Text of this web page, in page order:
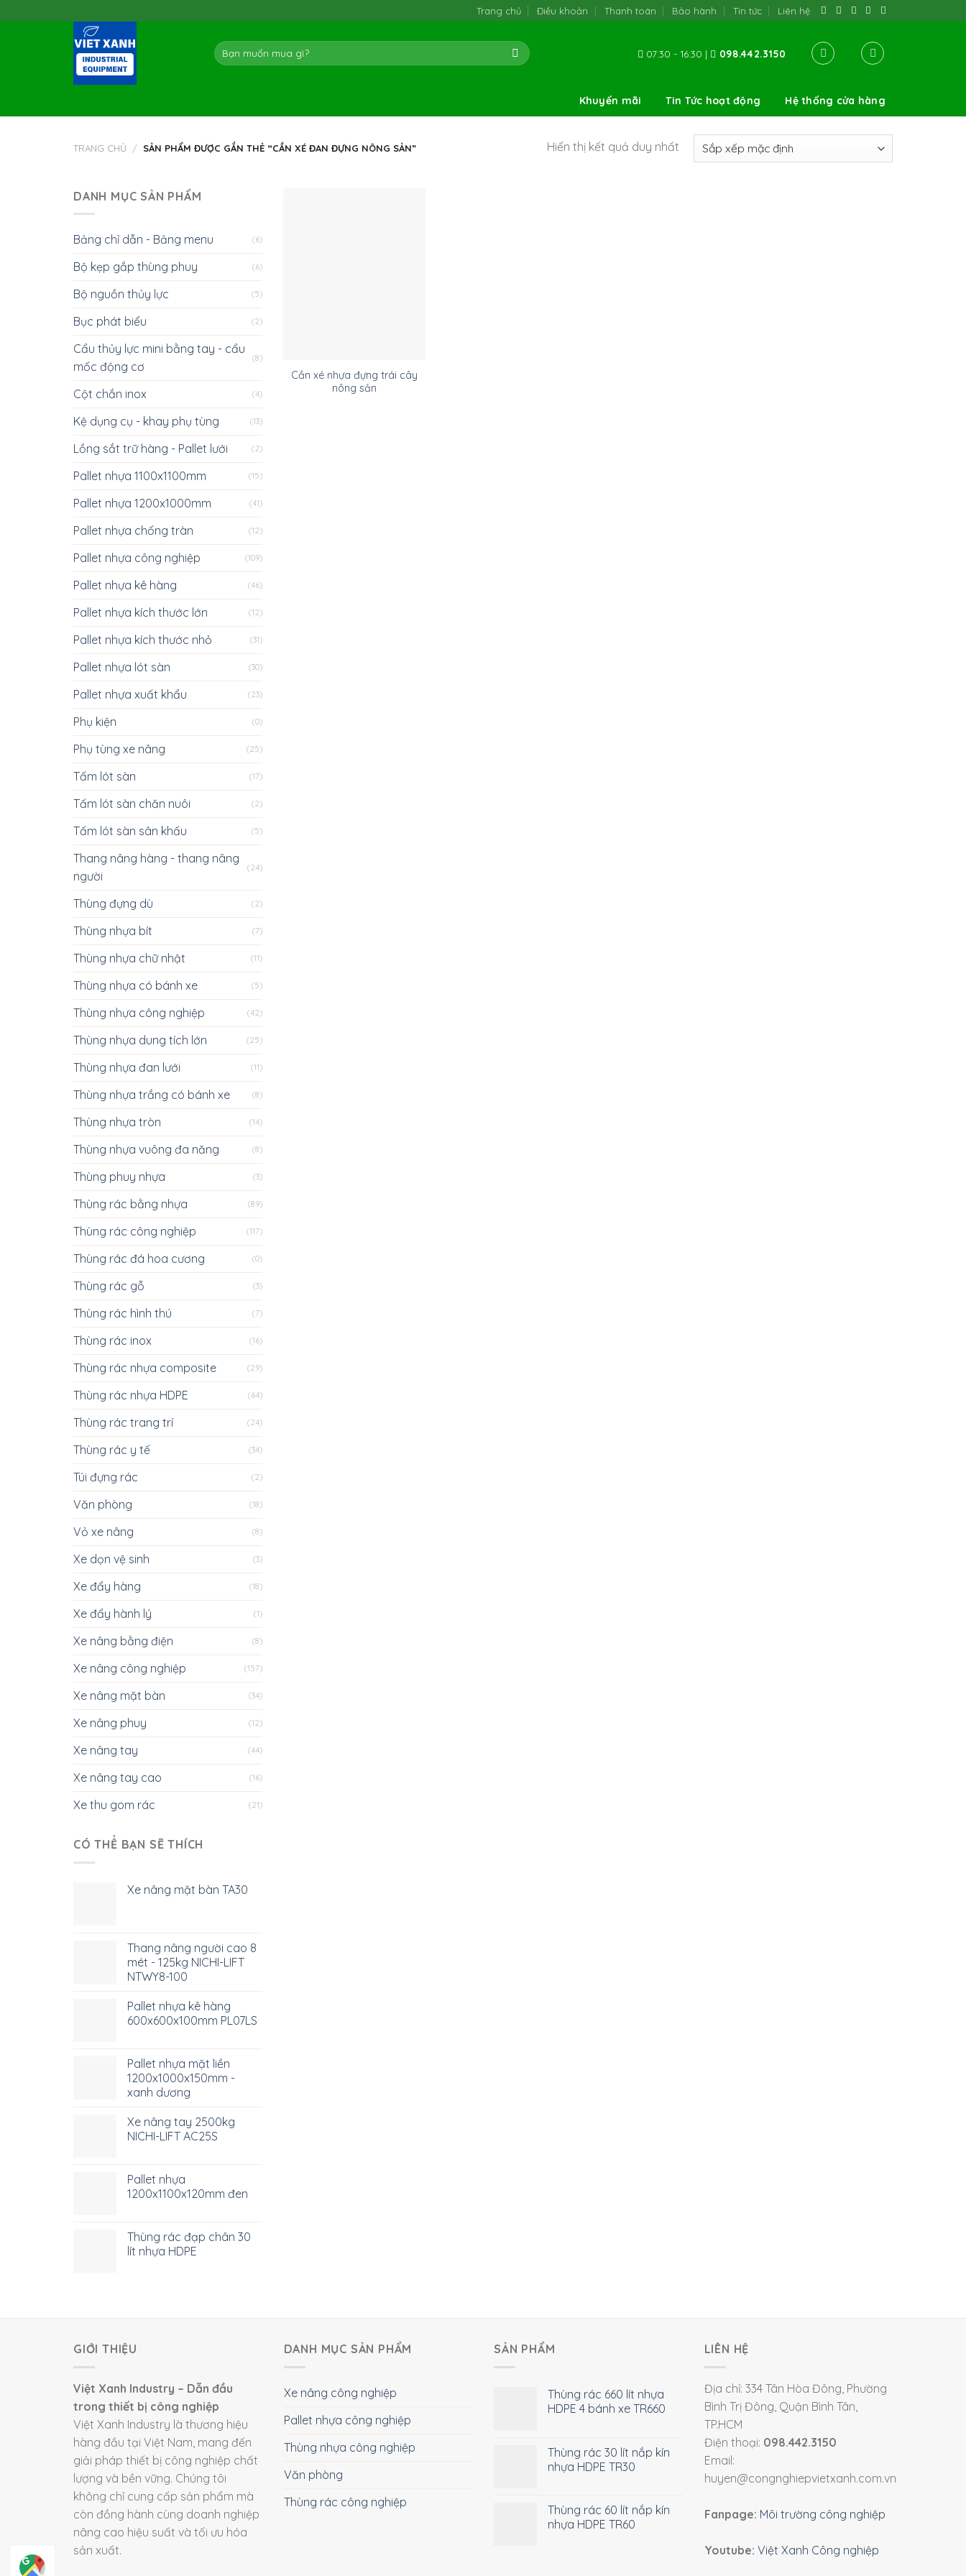
to
Trang chủ Điều khoản Thanh toán Bảo hành Tin tức Liên hệ
Tìm
kiếm:
07:30 - 16:30 | 098.442.3150
Khuyến mãi Tin Tức hoạt động Hệ thống cửa hàng
TRANG CHỦ / SẢN PHẨM ĐƯỢC GẮN THẺ “CẦN XÉ ĐAN ĐỰNG NÔNG SẢN” Hiển thị kết quả duy nhất
DANH MỤC SẢN PHẨM
Bảng chỉ dẫn - Bảng menu (6)
Bộ kẹp gắp thùng phuy (6)
Bộ nguồn thủy lực (5)
Bục phát biểu (2)
Cẩu thủy lực mini bằng tay - cẩu
mốc động cơ
(8)
Cột chắn inox (4)
Kệ dụng cụ - khay phụ tùng (13)
Lồng sắt trữ hàng - Pallet lưới (2)
Pallet nhựa 1100x1100mm (15)
Pallet nhựa 1200x1000mm (41)
Pallet nhựa chống tràn (12)
Pallet nhựa công nghiệp (109)
Pallet nhựa kê hàng (46)
Pallet nhựa kích thước lớn (12)
Pallet nhựa kích thước nhỏ (31)
Pallet nhựa lót sàn (30)
Pallet nhựa xuất khẩu (23)
Phụ kiện (0)
Phụ tùng xe nâng (25)
Tấm lót sàn (17)
Tấm lót sàn chăn nuôi (2)
Tấm lót sàn sân khấu (5)
Thang nâng hàng - thang nâng
người
(24)
Thùng đựng dù (2)
Thùng nhựa bít (7)
Thùng nhựa chữ nhật (11)
Thùng nhựa có bánh xe (5)
Thùng nhựa công nghiệp (42)
Thùng nhựa dung tích lớn (25)
Thùng nhựa đan lưới (11)
Thùng nhựa trắng có bánh xe (8)
Thùng nhựa tròn (14)
Thùng nhựa vuông đa năng (8)
Thùng phuy nhựa (3)
Thùng rác bằng nhựa (89)
Thùng rác công nghiệp (117)
Thùng rác đá hoa cương (0)
Thùng rác gỗ (3)
Thùng rác hình thú (7)
Thùng rác inox (16)
Thùng rác nhựa composite (29)
Thùng rác nhựa HDPE (64)
Thùng rác trang trí (24)
Thùng rác y tế (34)
Túi đựng rác (2)
Văn phòng (18)
Vỏ xe nâng (8)
Xe dọn vệ sinh (3)
Xe đẩy hàng (18)
Xe đẩy hành lý (1)
Xe nâng bằng điện (8)
Xe nâng công nghiệp (157)
Xe nâng mặt bàn (34)
Xe nâng phuy (12)
Xe nâng tay (44)
Xe nâng tay cao (16)
Xe thu gom rác (21)
CÓ THỂ BẠN SẼ THÍCH
Xe nâng mặt bàn TA30
Thang nâng người cao 8
mét - 125kg NICHI-LIFT
NTWY8-100
Pallet nhựa kê hàng
600x600x100mm PL07LS
Pallet nhựa mặt liền
1200x1000x150mm -
xanh dương
Xe nâng tay 2500kg
NICHI-LIFT AC25S
Pallet nhựa
1200x1100x120mm đen
Thùng rác đạp chân 30
lít nhựa HDPE
Cần xé nhựa đựng trái cây
nông sản
GIỚI THIỆU
Việt Xanh Industry – Dẫn đầu
trong thiết bị công nghiệp
Việt Xanh Industry là thương hiệu
hàng đầu tại Việt Nam, mang đến
giải pháp thiết bị công nghiệp chất
lượng và bền vững. Chúng tôi
không chỉ cung cấp sản phẩm mà
còn đồng hành cùng doanh nghiệp
nâng cao hiệu suất và tối ưu hóa
sản xuất.
DANH MỤC SẢN PHẨM
Xe nâng công nghiệp
Pallet nhựa công nghiệp
Thùng nhựa công nghiệp
Văn phòng
Thùng rác công nghiệp
SẢN PHẨM
Thùng rác 660 lít nhựa
HDPE 4 bánh xe TR660
Thùng rác 30 lít nắp kín
nhựa HDPE TR30
Thùng rác 60 lít nắp kín
nhựa HDPE TR60
LIÊN HỆ
Địa chỉ: 334 Tân Hòa Đông, Phường
Bình Trị Đông, Quận Bình Tân,
TP.HCM
Điện thoại: 098.442.3150
Email:
huyen@congnghiepvietxanh.com.vn
Fanpage: Môi trường công nghiệp
Youtube: Việt Xanh Công nghiệp